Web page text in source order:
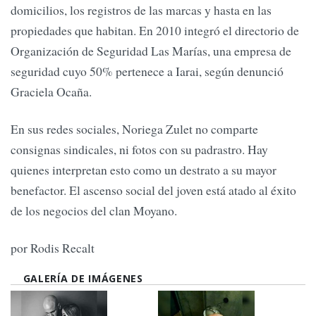
domicilios, los registros de las marcas y hasta en las
propiedades que habitan. En 2010 integró el directorio de
Organización de Seguridad Las Marías, una empresa de
seguridad cuyo 50% pertenece a Iarai, según denunció
Graciela Ocaña.
En sus redes sociales, Noriega Zulet no comparte
consignas sindicales, ni fotos con su padrastro. Hay
quienes interpretan esto como un destrato a su mayor
benefactor. El ascenso social del joven está atado al éxito
de los negocios del clan Moyano.
por Rodis Recalt
GALERÍA DE IMÁGENES